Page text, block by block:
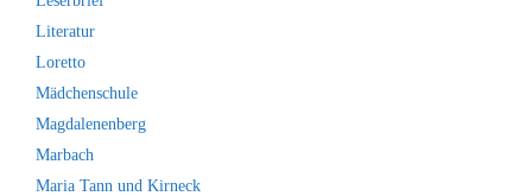
Literatur
Loretto
Mädchenschule
Magdalenenberg
Marbach
Maria Tann und Kirneck